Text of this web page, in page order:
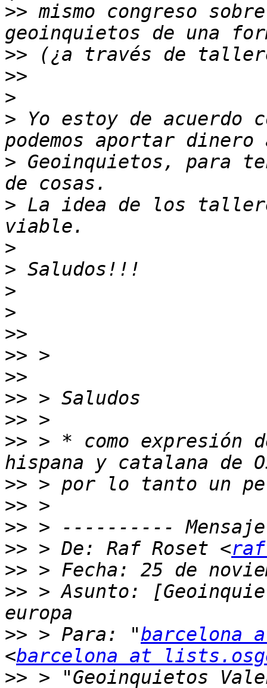
>> mismo congreso
>>
>>
>
> Yo estoy de acuerdo
> Geoinquietos, para
> La idea de los
>
>
>
>
>>
>>
>>
>>
>>
>> > * como expresión
>>
>>
>>
>> > De: Raf Roset <
>>
>> > Asunto:
>> > Para: "barcelona
<barcelona at
>> > "Geoinquietos